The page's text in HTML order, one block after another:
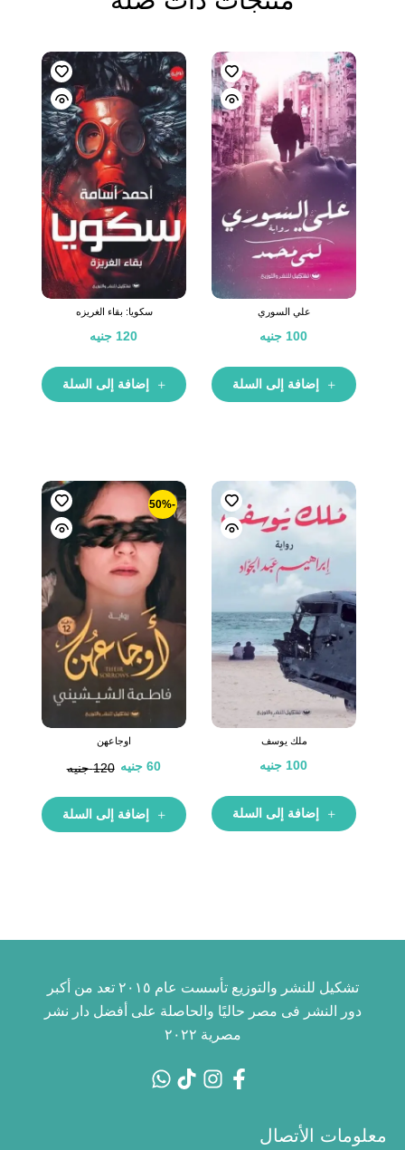
علي السوري
100 جنيه
إضافة إلى السلة
سكويا: بقاء الغريزه
120 جنيه
إضافة إلى السلة
ملك يوسف
100 جنيه
إضافة إلى السلة
-50%
اوجاعهن
120 جنيه 60 جنيه
إضافة إلى السلة
تشكيل للنشر والتوزيع تأسست عام ٢٠١٥ تعد من أكبر
دور النشر فى مصر حاليًا والحاصلة على أفضل دار نشر
مصرية ٢٠٢٢
معلومات الأتصال